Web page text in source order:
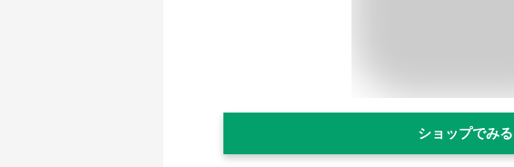
ショップでみる